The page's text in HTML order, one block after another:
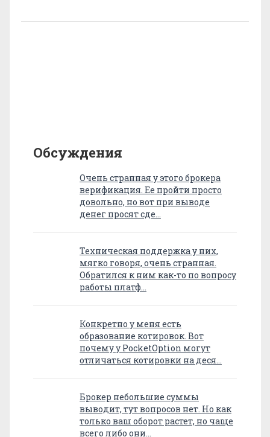
Обсуждения
Очень странная у этого брокера
верификация. Ее пройти просто
довольно, но вот при выводе
денег просят сде…
Техническая поддержка у них,
мягко говоря, очень странная.
Обратился к ним как-то по вопросу
работы платф…
Конкретно у меня есть
образование котировок. Вот
почему у PocketOption могут
отличаться котировки на деся…
Брокер небольшие суммы
выводит, тут вопросов нет. Но как
только ваш оборот растет, но чаще
всего либо они…